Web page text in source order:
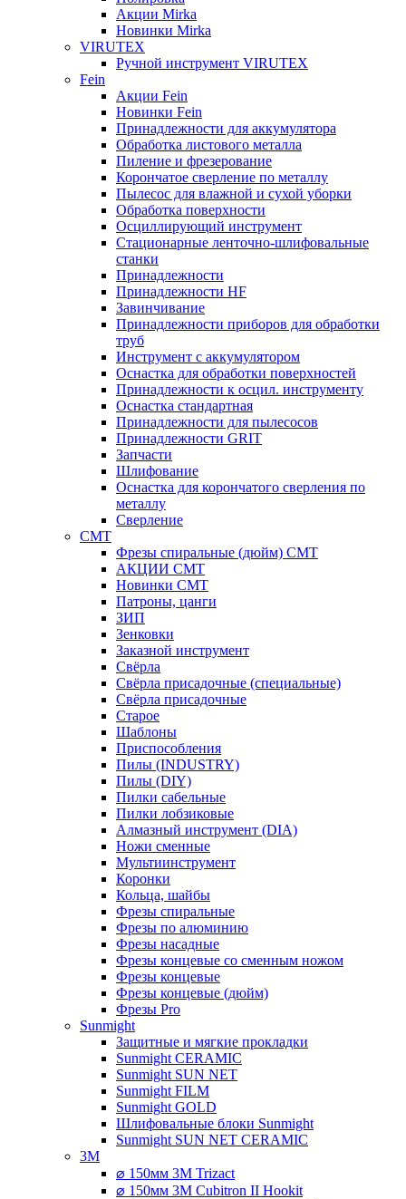
Акции Mirka
Новинки Mirka
VIRUTEX
Ручной инструмент VIRUTEX
Fein
Акции Fein
Новинки Fein
Принадлежности для аккумулятора
Обработка листового металла
Пиление и фрезерование
Корончатое сверление по металлу
Пылесос для влажной и сухой уборки
Обработка поверхности
Осциллирующий инструмент
Стационарные ленточно-шлифовальные
станки
Принадлежности
Принадлежности HF
Завинчивание
Принадлежности приборов для обработки
труб
Инструмент с аккумулятором
Оснастка для обработки поверхностей
Принадлежности к осцил. инструменту
Оснастка стандартная
Принадлежности для пылесосов
Принадлежности GRIT
Запчасти
Шлифование
Оснастка для корончатого сверления по
металлу
Сверление
CMT
Фрезы спиральные (дюйм) СМТ
АКЦИИ СМТ
Новинки CMT
Патроны, цанги
ЗИП
Зенковки
Заказной инструмент
Свёрла
Свёрла присадочные (специальные)
Свёрла присадочные
Старое
Шаблоны
Приспособления
Пилы (INDUSTRY)
Пилы (DIY)
Пилки сабельные
Пилки лобзиковые
Алмазный инструмент (DIA)
Ножи сменные
Мультиинструмент
Коронки
Кольца, шайбы
Фрезы спиральные
Фрезы по алюминию
Фрезы насадные
Фрезы концевые со сменным ножом
Фрезы концевые
Фрезы концевые (дюйм)
Фрезы Pro
Sunmight
Защитные и мягкие прокладки
Sunmight CERAMIC
Sunmight SUN NET
Sunmight FILM
Sunmight GOLD
Шлифовальные блоки Sunmight
Sunmight SUN NET CERAMIC
3M
⌀ 150мм 3M Trizact
⌀ 150мм 3M Cubitron II Hookit